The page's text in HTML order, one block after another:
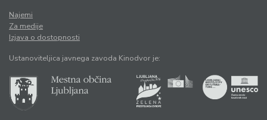
Najemi
Za medije
Izjava o dostopnosti
Ustanoviteljica javnega zavoda Kinodvor je: